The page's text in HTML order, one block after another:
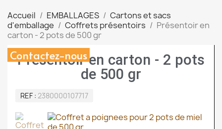
Accueil EMBALLAGES
Cartons et sacs
d'emballage
Coffrets présentoirs
Présentoir en
carton - 2 pots de 500 gr
Contactez-nous
Présentoir en carton - 2 pots
de 500 gr
REF 2380000107717